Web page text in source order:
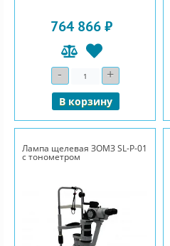
764 866 ₽
- Количество+
В корзину
Лампа щелевая ЗОМЗ SL-P-01
с тонометром